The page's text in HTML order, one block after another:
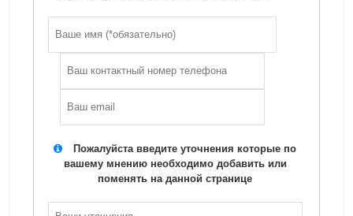
Пожалуйста введите уточнения которые по
вашему мнению необходимо добавить или
поменять на данной странице